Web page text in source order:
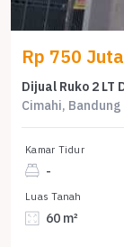
Rp 750
Dijual Ruko 2 LT
Cimahi, Bandung
Kamar Tidur
-
Luas Tanah
60 m²